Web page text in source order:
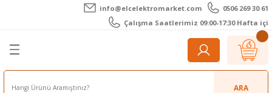
info@elcelektromarket.com
0506 269 30 61
Çalışma Saatlerimiz 09:00-17:30 Hafta içi
Geri Dön
Geri Dön
Geri Dön
Geri Dön
Cihazları
Geri Dön
Teli - Pasta
Geri Dön
ARA